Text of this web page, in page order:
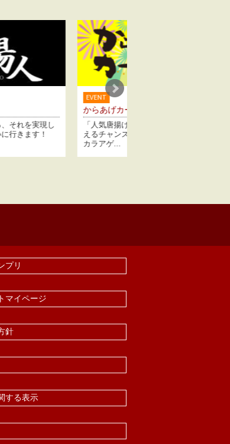
人気唐揚げ専門店の味を1度に味わ
るチャンスです。日本唐揚協会、
プリ
マイページ
針
する表示